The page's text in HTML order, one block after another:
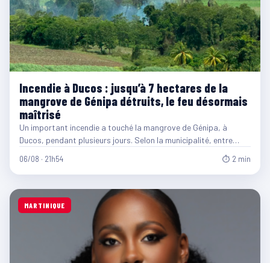
Incendie à Ducos : jusqu’à 7 hectares de la
mangrove de Génipa détruits, le feu désormais
maîtrisé
Un important incendie a touché la mangrove de Génipa, à
Ducos, pendant plusieurs jours. Selon la municipalité, entre…
06/08 · 21h54 ⏱ 2 min
MARTINIQUE